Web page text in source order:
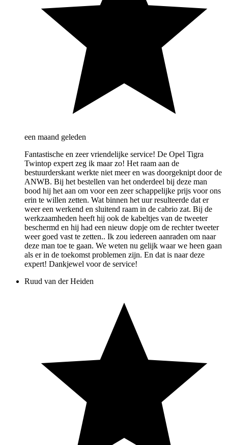
een maand geleden
Fantastische en zeer vriendelijke service! De Opel Tigra
Twintop expert zeg ik maar zo! Het raam aan de
bestuurderskant werkte niet meer en was doorgeknipt door de
ANWB. Bij het bestellen van het onderdeel bij deze man
bood hij het aan om voor een zeer schappelijke prijs voor ons
erin te willen zetten. Wat binnen het uur resulteerde dat er
weer een werkend en sluitend raam in de cabrio zat. Bij de
werkzaamheden heeft hij ook de kabeltjes van de tweeter
beschermd en hij had een nieuw dopje om de rechter tweeter
weer goed vast te zetten.. Ik zou iedereen aanraden om naar
deze man toe te gaan. We weten nu gelijk waar we heen gaan
als er in de toekomst problemen zijn. En dat is naar deze
expert! Dankjewel voor de service!
Ruud van der Heiden